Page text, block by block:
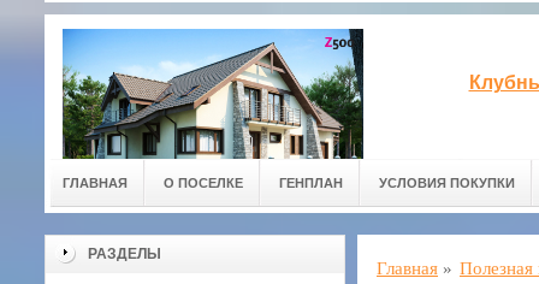
ГЛАВНАЯ О ПОСЕЛКЕ ГЕНПЛАН УСЛОВИЯ ПОКУПКИ
РАЗДЕЛЫ
Главная »